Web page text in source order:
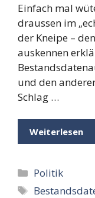
Einfach mal
draussen im
der Kneipe –
auskennen
und den
Schlag …
Weiterlesen
Kategorien
Politik
Schlagwörter